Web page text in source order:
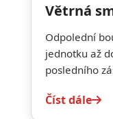
Větrná
Odpolední
jednotku až
posledního
Číst dále